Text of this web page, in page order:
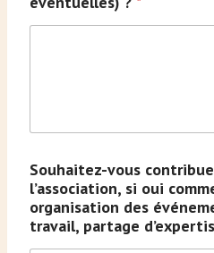
Souhaitez-vous
l’association, si oui
organisation des
travail, partage